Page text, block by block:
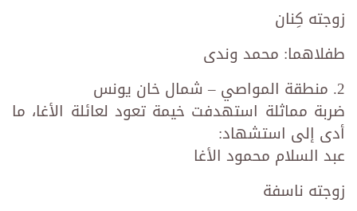
زوجته كِنان
طفلاهما: محمد وندى
2. منطقة المواصي – شمال خان يونس
ضربة مماثلة استهدفت خيمة تعود لعائلة الأغا، ما
أدى إلى استشهاد:
عبد السلام محمود الأغا
زوجته ناسفة